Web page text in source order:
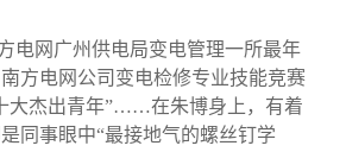
电网广州供电局变电管理一所最年
方电网公司变电检修专业技能竞赛
大杰出青年”……在朱博身上，有着
同事眼中“最接地气的螺丝钉学